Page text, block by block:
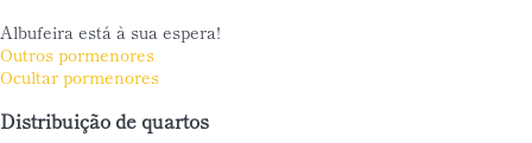
Albufeira está à sua espera!
Outros pormenores
Ocultar pormenores
Distribuição de quartos